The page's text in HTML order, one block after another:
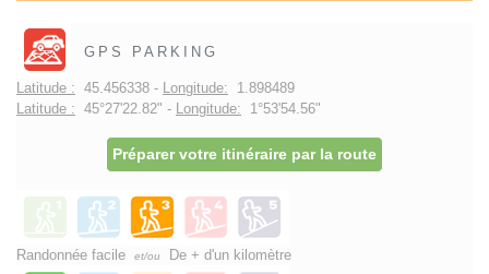
GPS PARKING
Latitude : 45.456338 - Longitude: 1.898489
Latitude : 45°27'22.82" - Longitude: 1°53'54.56"
Préparer votre itinéraire par la route
Randonnée facile et/ou De + d'un kilomètre